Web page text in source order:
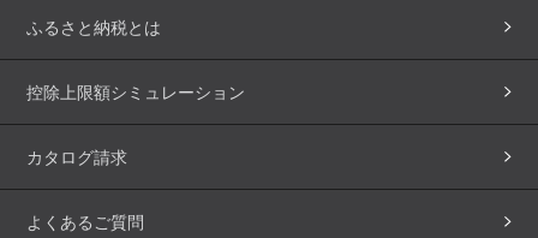
ふるさと納税とは
控除上限額シミュレーション
カタログ請求
よくあるご質問